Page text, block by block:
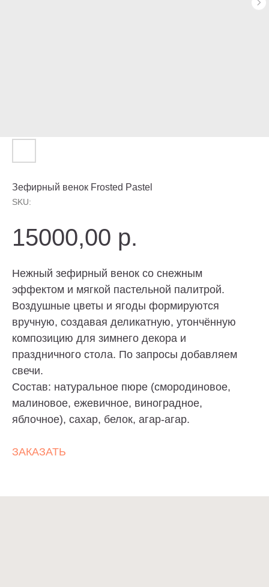
Зефирный венок Frosted Pastel
SKU:
15000,00 р.
Нежный зефирный венок со снежным
эффектом и мягкой пастельной палитрой.
Воздушные цветы и ягоды формируются
вручную, создавая деликатную, утончённую
композицию для зимнего декора и
праздничного стола. По запросы добавляем
свечи.
Состав: натуральное пюре (смородиновое,
малиновое, ежевичное, виноградное,
яблочное), сахар, белок, агар-агар.
ЗАКАЗАТЬ
Торт без сахара, торт без глютена, торт без
лактозы? — Пожалуйста. Просто скажите о
своих предпочтениях. И конечно, отрисуем эскиз
по Вашему описанию и воплотим любые
пожелания в торте.
Cake-Story